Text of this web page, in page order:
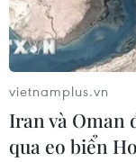
vietnamplus.vn
Iran và Oman
qua eo biển